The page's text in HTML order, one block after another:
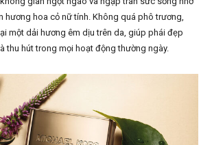
hương hoa cỏ nữ tính. Không quá phô trương,
một dải hương êm dịu trên da, giúp phái đẹp
thu hút trong mọi hoạt động thường ngày.